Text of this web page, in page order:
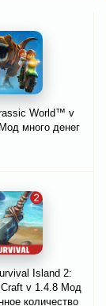
World™ v
много денег
Island 2:
Craft v 1.4.8 Мод
количество